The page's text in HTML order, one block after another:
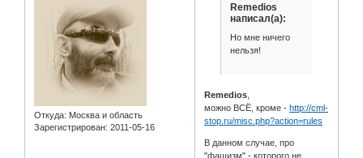
Откуда: Москва и область
Зарегистрирован: 2011-05-16
Remedios
написал(а):
Но мне ничего
нельзя!
Remedios
можно ВСЁ, кроме -http://cml-
stop.ru/misc.php?action=rules
В данном случае, про
"фашизм" - которого не